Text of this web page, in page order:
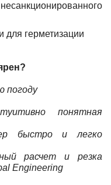
для герметизации
погоду
понятная
быстро и легко
расчет и резка
Engineering